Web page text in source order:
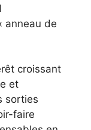
anneau de
croissant
et
sorties
faire